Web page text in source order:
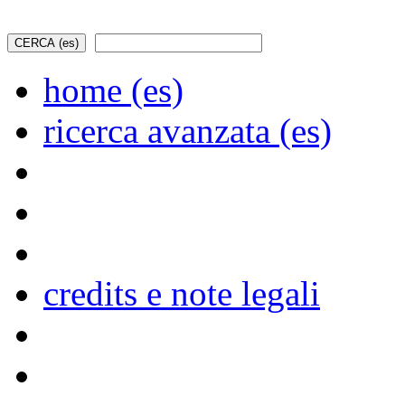
home (es)
ricerca avanzata (es)
credits e note legali